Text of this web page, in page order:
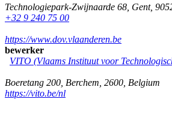
Technologiepark-Zwijnaarde 68 Gent,
+32 9 240 75 00
https://www.dov.vlaanderen.be
bewerker
VITO (Vlaams Instituut voor
Boeretang 200 Berchem 2600 Belgium
https://vito.be/nl